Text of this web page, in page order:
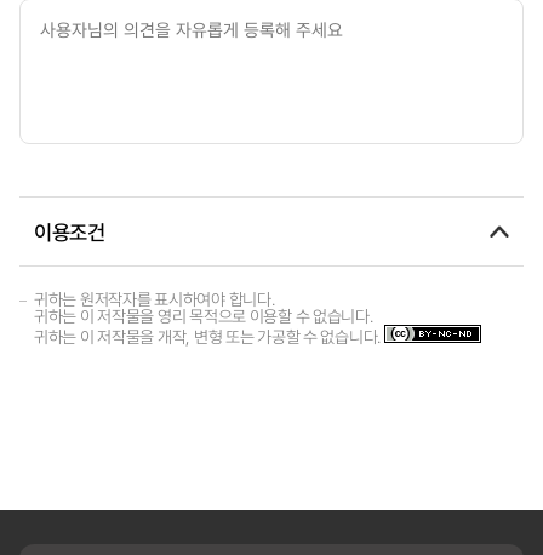
이용조건
귀하는 원저작자를 표시하여야 합니다.
귀하는 이 저작물을 영리 목적으로 이용할 수 없습니다.
귀하는 이 저작물을 개작, 변형 또는 가공할 수 없습니다.